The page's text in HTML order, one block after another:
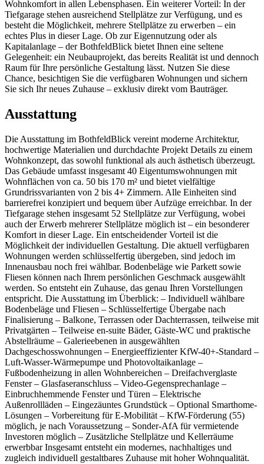
Wohnkomfort in allen Lebensphasen. Ein weiterer Vorteil: In der
Tiefgarage stehen ausreichend Stellplätze zur Verfügung, und es
besteht die Möglichkeit, mehrere Stellplätze zu erwerben – ein
echtes Plus in dieser Lage. Ob zur Eigennutzung oder als
Kapitalanlage – der BothfeldBlick bietet Ihnen eine seltene
Gelegenheit: ein Neubauprojekt, das bereits Realität ist und dennoch
Raum für Ihre persönliche Gestaltung lässt. Nutzen Sie diese
Chance, besichtigen Sie die verfügbaren Wohnungen und sichern
Sie sich Ihr neues Zuhause – exklusiv direkt vom Bauträger.
Ausstattung
Die Ausstattung im BothfeldBlick vereint moderne Architektur,
hochwertige Materialien und durchdachte Projekt Details zu einem
Wohnkonzept, das sowohl funktional als auch ästhetisch überzeugt.
Das Gebäude umfasst insgesamt 40 Eigentumswohnungen mit
Wohnflächen von ca. 50 bis 170 m² und bietet vielfältige
Grundrissvarianten von 2 bis 4+ Zimmern. Alle Einheiten sind
barrierefrei konzipiert und bequem über Aufzüge erreichbar. In der
Tiefgarage stehen insgesamt 52 Stellplätze zur Verfügung, wobei
auch der Erwerb mehrerer Stellplätze möglich ist – ein besonderer
Komfort in dieser Lage. Ein entscheidender Vorteil ist die
Möglichkeit der individuellen Gestaltung. Die aktuell verfügbaren
Wohnungen werden schlüsselfertig übergeben, sind jedoch im
Innenausbau noch frei wählbar. Bodenbeläge wie Parkett sowie
Fliesen können nach Ihrem persönlichen Geschmack ausgewählt
werden. So entsteht ein Zuhause, das genau Ihren Vorstellungen
entspricht. Die Ausstattung im Überblick: – Individuell wählbare
Bodenbeläge und Fliesen – Schlüsselfertige Übergabe nach
Finalisierung – Balkone, Terrassen oder Dachterrassen, teilweise mit
Privatgärten – Teilweise en-suite Bäder, Gäste-WC und praktische
Abstellräume – Galerieebenen in ausgewählten
Dachgeschosswohnungen – Energieeffizienter KfW-40+-Standard –
Luft-Wasser-Wärmepumpe und Photovoltaikanlage –
Fußbodenheizung in allen Wohnbereichen – Dreifachverglaste
Fenster – Glasfaseranschluss – Video-Gegensprechanlage –
Einbruchhemmende Fenster und Türen – Elektrische
Außenrollläden – Eingezäuntes Grundstück – Optional Smarthome-
Lösungen – Vorbereitung für E-Mobilität – KfW-Förderung (55)
möglich, je nach Voraussetzung – Sonder-AfA für vermietende
Investoren möglich – Zusätzliche Stellplätze und Kellerräume
erwerbbar Insgesamt entsteht ein modernes, nachhaltiges und
zugleich individuell gestaltbares Zuhause mit hoher Wohnqualität.